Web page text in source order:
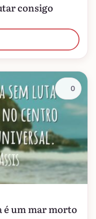
consigo
é um mar morto
0